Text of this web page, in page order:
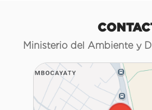
Ministerio del Ambiente y